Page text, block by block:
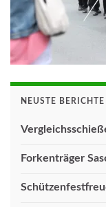
NEUSTE BERICHTE
Forkenträger